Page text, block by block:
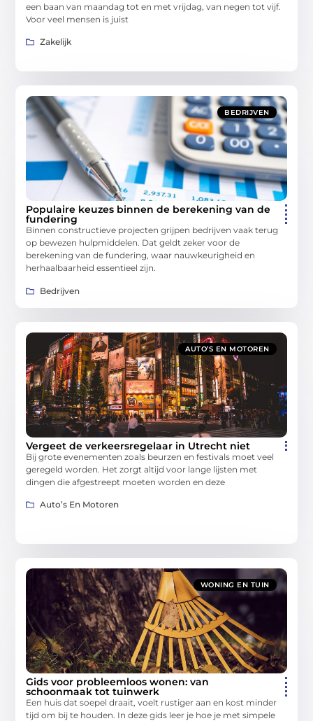
een baan van maandag tot en met vrijdag, van negen tot vijf.
Voor veel mensen is juist
Zakelijk
BEDRIJVEN
Populaire keuzes binnen de berekening van de
fundering
Binnen constructieve projecten grijpen bedrijven vaak terug
op bewezen hulpmiddelen. Dat geldt zeker voor de
berekening van de fundering, waar nauwkeurigheid en
herhaalbaarheid essentieel zijn.
Bedrijven
AUTO’S EN MOTOREN
Vergeet de verkeersregelaar in Utrecht niet
Bij grote evenementen zoals beurzen en festivals moet veel
geregeld worden. Het zorgt altijd voor lange lijsten met
dingen die afgestreept moeten worden en deze
Auto’s En Motoren
WONING EN TUIN
Gids voor probleemloos wonen: van
schoonmaak tot tuinwerk
Een huis dat soepel draait, voelt rustiger aan en kost minder
tijd om bij te houden. In deze gids leer je hoe je met simpele